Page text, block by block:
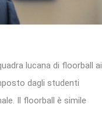
lucana di floorball ai
dagli studenti
Il floorball è simile